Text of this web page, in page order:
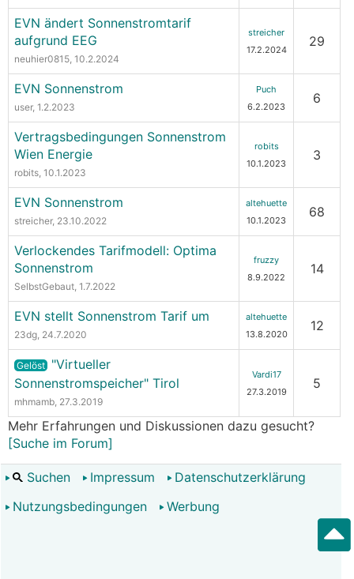
EVN ändert Sonnenstromtarif
aufgrund EEG
neuhier0815, 10.2.2024
streicher
17.2.2024
29
EVN Sonnenstrom
user, 1.2.2023
Puch
6.2.2023
6
Vertragsbedingungen Sonnenstrom
Wien Energie
robits, 10.1.2023
robits
10.1.2023
3
EVN Sonnenstrom
streicher, 23.10.2022
altehuette
10.1.2023
68
Verlockendes Tarifmodell: Optima
Sonnenstrom
SelbstGebaut, 1.7.2022
fruzzy
8.9.2022
14
EVN stellt Sonnenstrom Tarif um
23dg, 24.7.2020
altehuette
13.8.2020
12
Gelöst "Virtueller
Sonnenstromspeicher" Tirol
mhmamb, 27.3.2019
Vardi17
27.3.2019
5
Mehr Erfahrungen und Diskussionen dazu gesucht?
[Suche im Forum]
Suchen Impressum
Datenschutzerklärung
Nutzungsbedingungen
Werbung